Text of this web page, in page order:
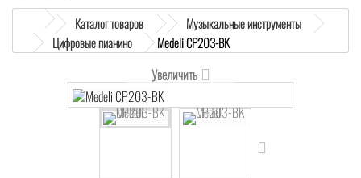
Каталог товаров
Музыкальные инструменты
Цифровые пианино
Medeli CP203-BK
Увеличить